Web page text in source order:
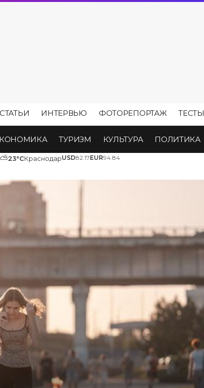
СТАТЬИ ИНТЕРВЬЮ ФОТОРЕПОРТАЖ ТЕСТЫ
ТУРИЗМ КУЛЬТУРА ПОЛИТИКА
⛅23°CКраснодарUSD82.17EUR94.84